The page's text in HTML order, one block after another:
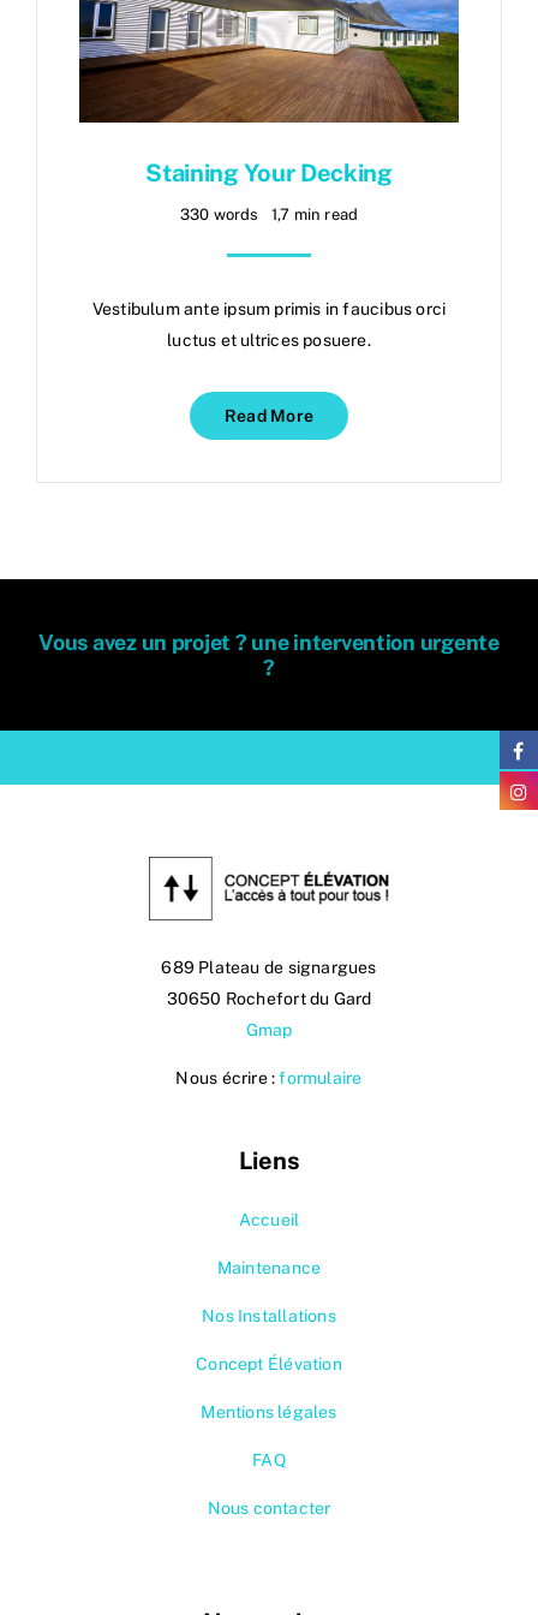
Staining Your Decking
330 words 1,7 min read
Vestibulum ante ipsum primis in faucibus orci
luctus et ultrices posuere.
Read More
Vous avez un projet ? une intervention urgente
?
689 Plateau de signargues
30650 Rochefort du Gard
Gmap
Nous écrire :formulaire
Liens
Accueil
Maintenance
Nos Installations
Concept Élévation
Mentions légales
FAQ
Nous contacter